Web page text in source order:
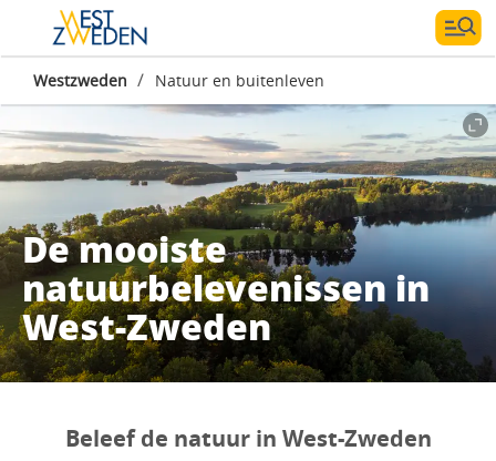
Westzweden / Natuur en buitenleven
De mooiste
natuurbelevenissen in
West-Zweden
Beleef de natuur in West-Zweden